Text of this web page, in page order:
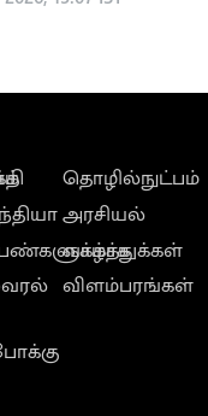
தொழில்நுட்பம்
அரசியல்
வாழ்த்துக்கள்
விளம்பரங்கள்